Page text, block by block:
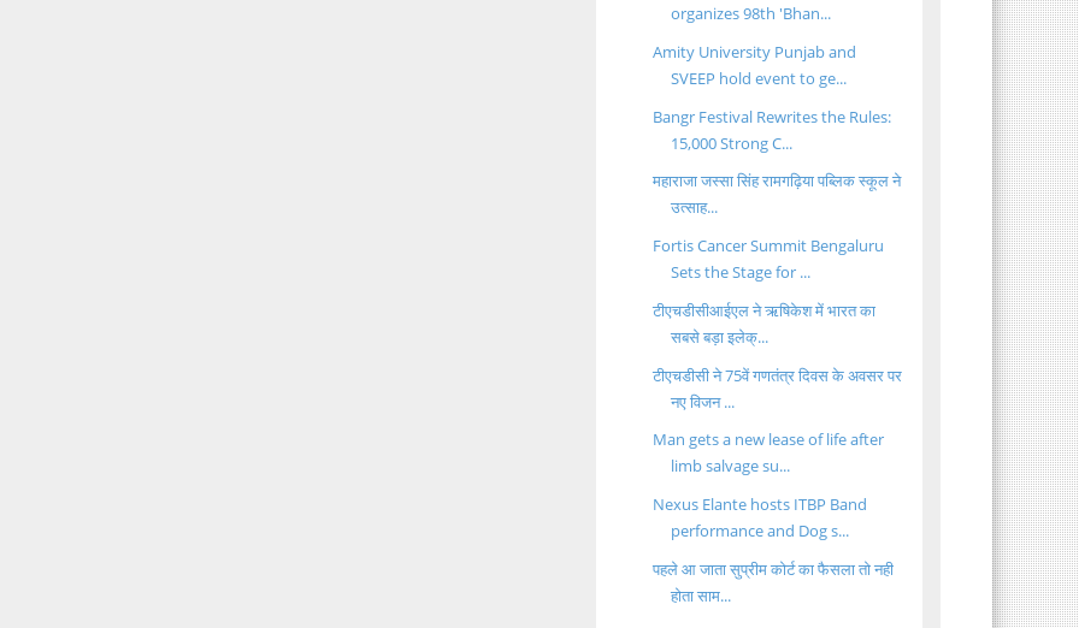
organizes 98th 'Bhan...
Amity University Punjab and
SVEEP hold event to ge...
Bangr Festival Rewrites the Rules:
15,000 Strong C...
महाराजा जस्सा सिंह रामगढ़िया पब्लिक स्कूल ने
उत्साह...
Fortis Cancer Summit Bengaluru
Sets the Stage for ...
टीएचडीसीआईएल ने ऋषिकेश में भारत का
सबसे बड़ा इलेक्...
टीएचडीसी ने 75वें गणतंत्र दिवस के अवसर पर
नए विजन ...
Man gets a new lease of life after
limb salvage su...
Nexus Elante hosts ITBP Band
performance and Dog s...
पहले आ जाता सुप्रीम कोर्ट का फैसला तो नही
होता साम...